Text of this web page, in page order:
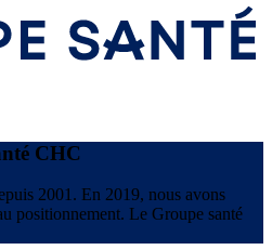
CHC
2001. En 2019, nous avons
positionnement. Le Groupe santé